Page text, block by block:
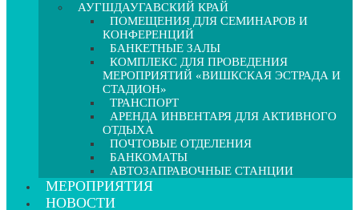
АУГШДАУГАВСКИЙ КРАЙ
ПОМЕЩЕНИЯ ДЛЯ СЕМИНАРОВ И
КОНФЕРЕНЦИЙ
БАНКЕТНЫЕ ЗАЛЫ
КОМПЛЕКС ДЛЯ ПРОВЕДЕНИЯ
МЕРОПРИЯТИЙ «ВИШКСКАЯ ЭСТРАДА И
СТАДИОН»
ТРАНСПОРТ
АРЕНДА ИНВЕНТАРЯ ДЛЯ АКТИВНОГО
ОТДЫХА
ПОЧТОВЫЕ ОТДЕЛЕНИЯ
БАНКОМАТЫ
АВТОЗАПРАВОЧНЫЕ СТАНЦИИ
МЕРОПРИЯТИЯ
НОВОСТИ